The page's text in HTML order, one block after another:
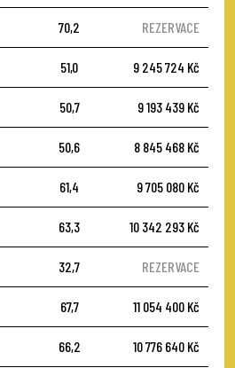
70,2 REZERVACE
51,0 9 245 724 Kč
50,7 9 193 439 Kč
50,6 8 845 468 Kč
61,4 9 705 080 Kč
63,3 10 342 293 Kč
32,7 REZERVACE
67,7 11 054 400 Kč
66,2 10 776 640 Kč